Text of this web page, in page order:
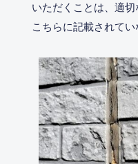
いただくことは、適
こちらに記載されて